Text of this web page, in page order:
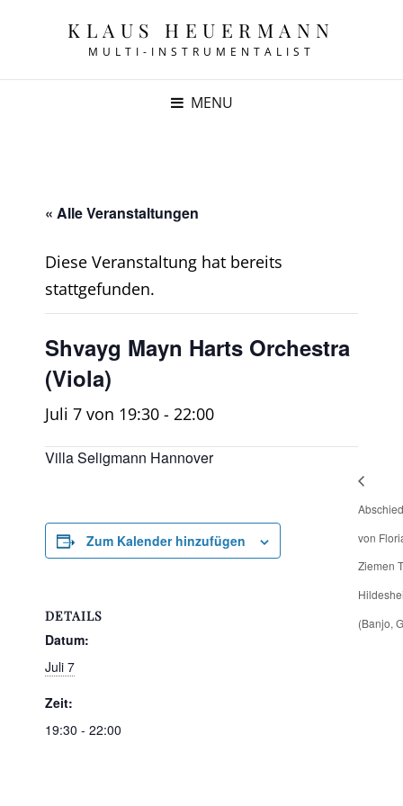
KLAUS HEUERMANN
MULTI-INSTRUMENTALIST
MENU
« Alle Veranstaltungen
Diese Veranstaltung hat bereits
stattgefunden.
Shvayg Mayn Harts Orchestra
(Viola)
Juli 7 von 19:30 - 22:00
Villa Seligmann Hannover
Zum Kalender hinzufügen
DETAILS
Datum:
Juli 7
Zeit:
19:30 - 22:00
von
Ziemen
(Banjo,